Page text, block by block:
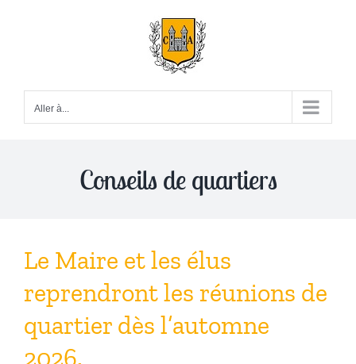
Aller à...
Conseils de quartiers
Le Maire et les élus
reprendront les réunions de
quartier dès l’automne
2026.